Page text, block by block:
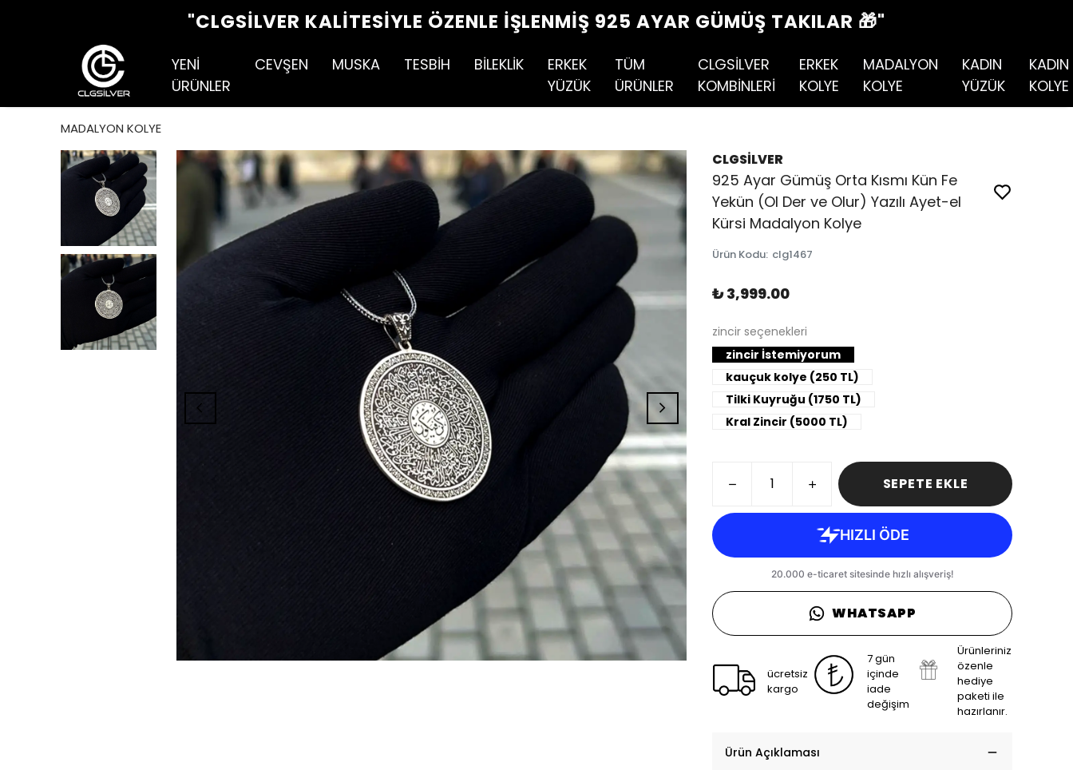
"CLGSILVER KALITESIYLE ÖZENLE İŞLENMIŞ 925 AYAR GÜMÜŞ TAKILAR 🎁"
YENİ
ÜRÜNLER
CEVŞEN MUSKA TESBİH BİLEKLİK
ERKEK
YÜZÜK
TÜM
ÜRÜNLER
CLGSİLVER
KOMBİNLERİ
ERKEK
KOLYE
MADALYON
KOLYE
KADIN
YÜZÜK
KADIN
KOLYE
MADALYON KOLYE
CLGSİLVER
925 Ayar Gümüş Orta Kısmı Kün Fe
Yekün (Ol Der ve Olur) Yazılı Ayet-el
Kürsi Madalyon Kolye
Ürün Kodu: clg1467
₺ 3,999.00
zincir seçenekleri
zincir İstemiyorum
kauçuk kolye (250 TL)
Tilki Kuyruğu (1750 TL)
Kral Zincir (5000 TL)
SEPETE EKLE
WHATSAPP
ücretsiz
kargo
7 gün
içinde
iade
değişim
Ürünleriniz
özenle
hediye
paketi ile
hazırlanır.
Ürün Açıklaması